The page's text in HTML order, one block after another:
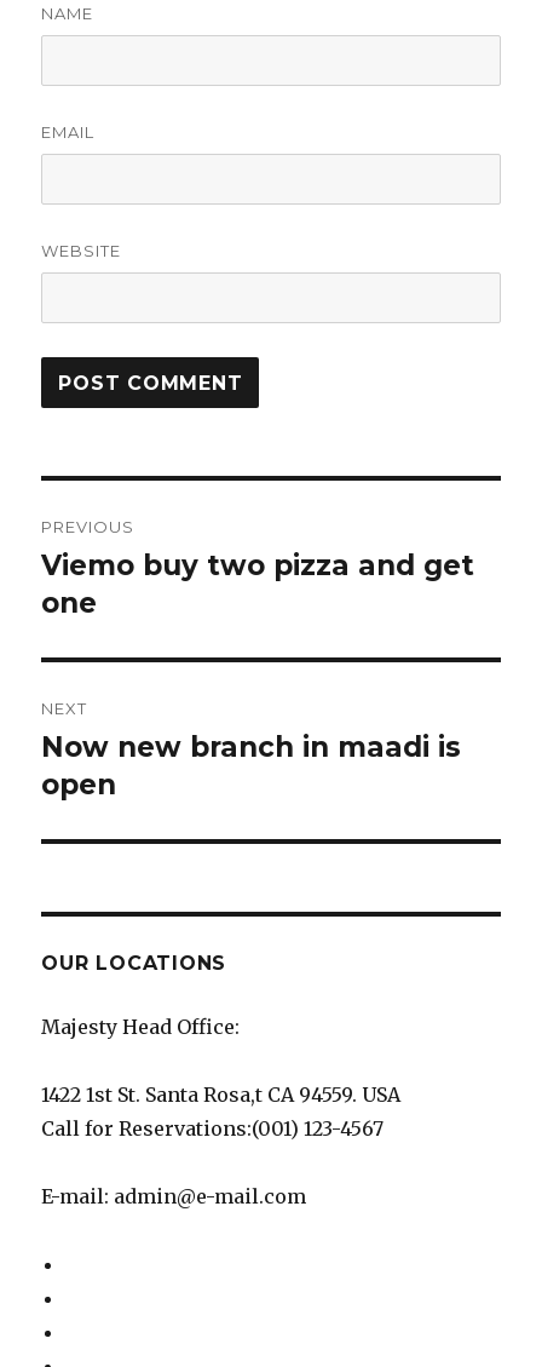
NAME
EMAIL
WEBSITE
navigation
PREVIOUS
Previous
post:
Viemo buy two pizza and get
one
NEXT
Next
post:
Now new branch in maadi is
open
OUR LOCATIONS
Majesty Head Office:
1422 1st St. Santa Rosa,t CA 94559. USA
Call for Reservations:(001) 123-4567
E-mail: admin@e-mail.com